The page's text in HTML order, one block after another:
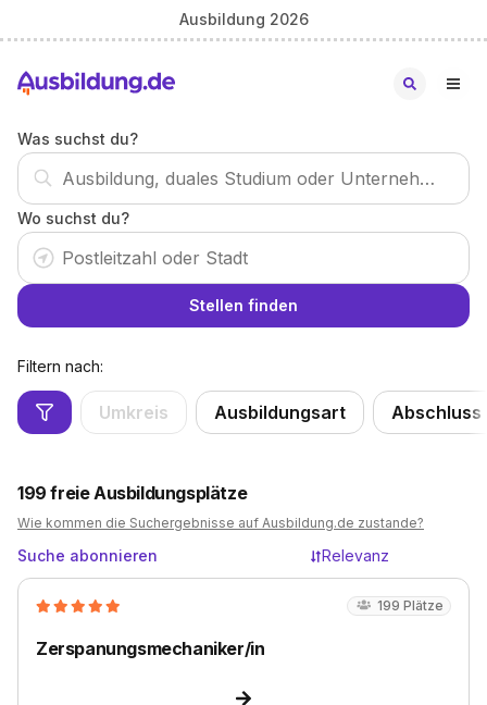
Ausbildung 2026
Was suchst du?
Wo suchst du?
Stellen finden
Filtern nach:
Umkreis Ausbildungsart Abschluss
199 freie Ausbildungsplätze
Wie kommen die Suchergebnisse auf Ausbildung.de zustande?
Suche abonnieren Relevanz
199 Plätze
Zerspanungsmechaniker/in